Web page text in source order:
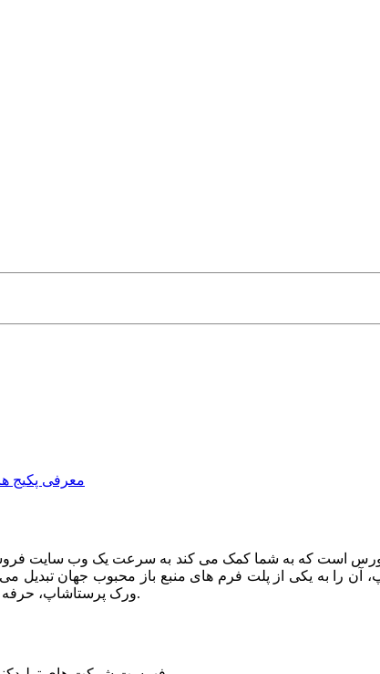
معرفی پکیج
را به یکی از پلت فرم های منبع باز محبوب جهان تبدیل می
ورک پرستاشاپ، حرفه ای ترین وب سایت های روز جهان را برای شما طراحی می کنیم.